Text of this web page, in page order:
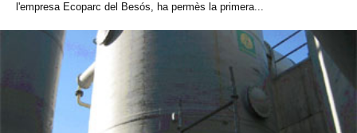
l'empresa Ecoparc del Besós, ha permès la primera...